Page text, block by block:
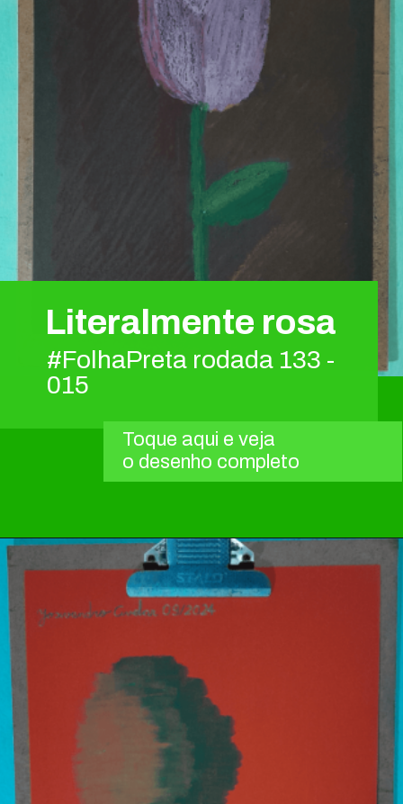
#FolhaPreta rodada 133 -
015
Toque aqui e veja
o desenho completo
Literalmente rosa